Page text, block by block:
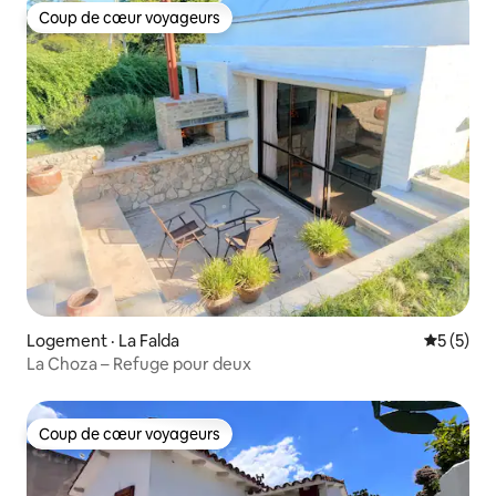
Coup de cœur voyageurs
Coup de cœur voyageurs
Logement · La Falda Note
5 (5)
La Choza – Refuge pour deux
Coup de cœur voyageurs
Coup de cœur voyageurs